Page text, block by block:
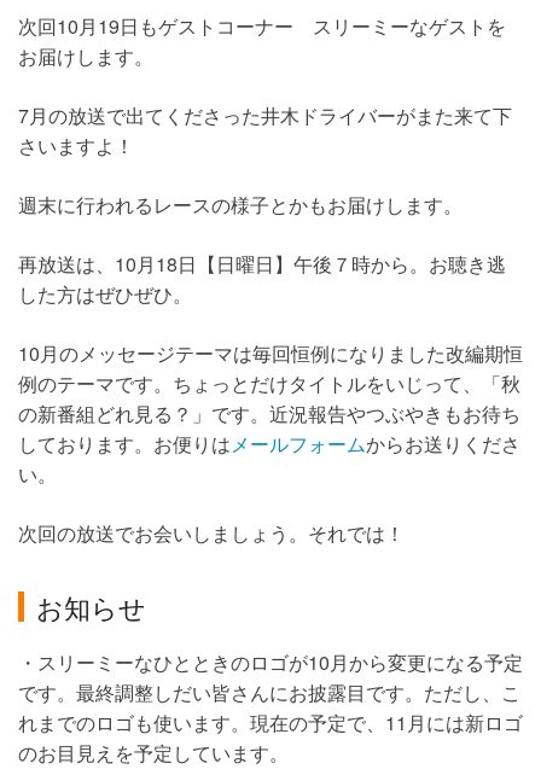
次回10月19日もゲストコーナー スリーミーなゲストを
お届けします。
7月の放送で出てくださった井木ドライバーがまた来て下
さいますよ！
週末に行われるレースの様子とかもお届けします。
再放送は、10月18日【日曜日】午後７時から。お聴き逃
した方はぜひぜひ。
10月のメッセージテーマは毎回恒例になりました改編期恒
例のテーマです。ちょっとだけタイトルをいじって、「秋
の新番組どれ見る？」です。近況報告やつぶやきもお待ち
しております。お便りはメールフォームからお送りくださ
い。
次回の放送でお会いしましょう。それでは！
お知らせ
・スリーミーなひとときのロゴが10月から変更になる予定
です。最終調整しだい皆さんにお披露目です。ただし、こ
れまでのロゴも使います。現在の予定で、11月には新ロゴ
のお目見えを予定しています。